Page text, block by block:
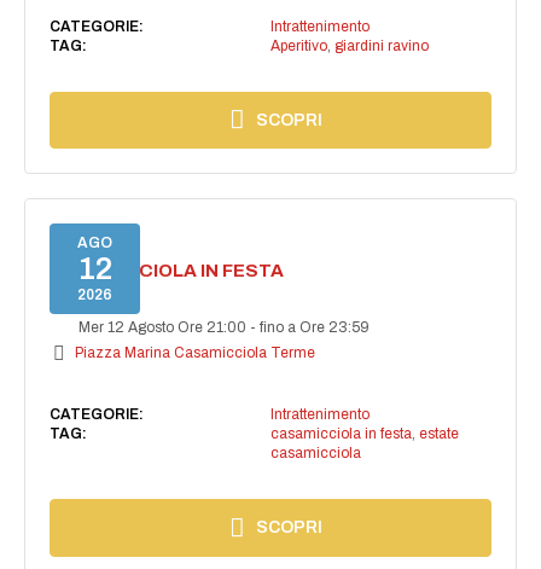
CATEGORIE:
Intrattenimento
TAG:
Aperitivo, giardini ravino
SCOPRI
AGO
12
2026
CASAMICCIOLA IN FESTA
Mer 12 Agosto Ore 21:00 -fino a Ore 23:59
Piazza Marina Casamicciola Terme
CATEGORIE:
Intrattenimento
TAG:
casamicciola in festa, estate
casamicciola
SCOPRI